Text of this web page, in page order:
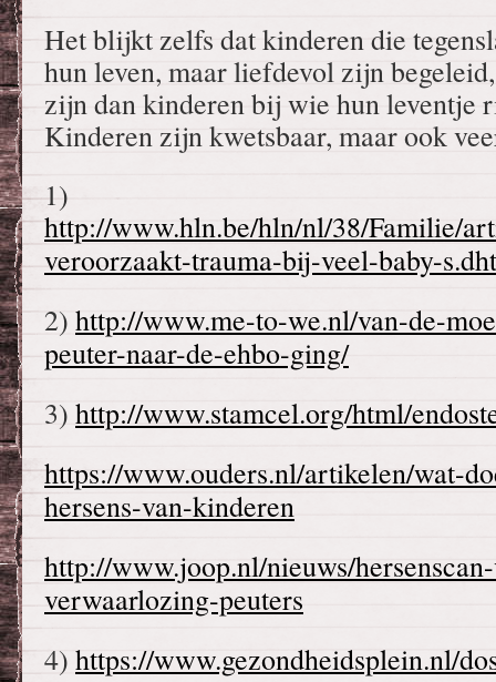
Het blijkt zelfs dat kinderen die
hun leven, maar liefdevol zijn
zijn dan kinderen bij wie hun leventje
Kinderen zijn kwetsbaar, maar ook
1)
http://www.hln.be/hln/nl/38/Familie/
veroorzaakt-trauma-bij-veel-baby-
2) http://www.me-to-we.nl/van-de-
peuter-naar-de-ehbo-ging/
3) http://www.stamcel.org/html/
https://www.ouders.nl/artikelen/wat-
hersens-van-kinderen
http://www.joop.nl/nieuws/
verwaarlozing-peuters
4) https://www.gezondheidsplein.nl/